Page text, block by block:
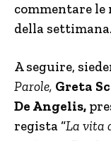
commentare le
della settimana.
A seguire,
Parole, Greta
De Angelis,
regista“La vita